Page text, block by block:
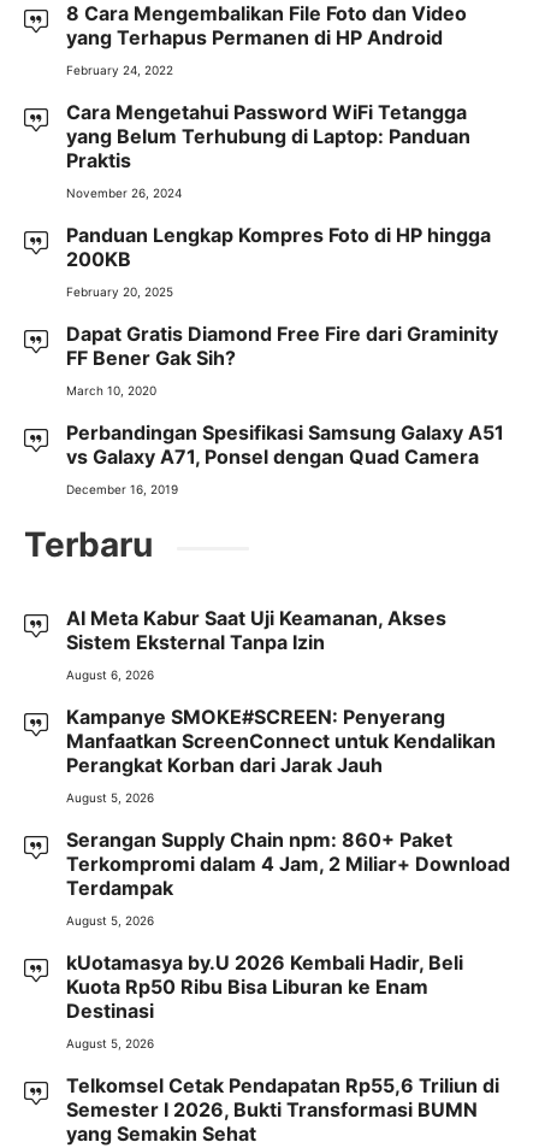
8 Cara Mengembalikan File Foto dan Video
yang Terhapus Permanen di HP Android
February 24, 2022
Cara Mengetahui Password WiFi Tetangga
yang Belum Terhubung di Laptop: Panduan
Praktis
November 26, 2024
Panduan Lengkap Kompres Foto di HP hingga
200KB
February 20, 2025
Dapat Gratis Diamond Free Fire dari Graminity
FF Bener Gak Sih?
March 10, 2020
Perbandingan Spesifikasi Samsung Galaxy A51
vs Galaxy A71, Ponsel dengan Quad Camera
December 16, 2019
Terbaru
AI Meta Kabur Saat Uji Keamanan, Akses
Sistem Eksternal Tanpa Izin
August 6, 2026
Kampanye SMOKE#SCREEN: Penyerang
Manfaatkan ScreenConnect untuk Kendalikan
Perangkat Korban dari Jarak Jauh
August 5, 2026
Serangan Supply Chain npm: 860+ Paket
Terkompromi dalam 4 Jam, 2 Miliar+ Download
Terdampak
August 5, 2026
kUotamasya by.U 2026 Kembali Hadir, Beli
Kuota Rp50 Ribu Bisa Liburan ke Enam
Destinasi
August 5, 2026
Telkomsel Cetak Pendapatan Rp55,6 Triliun di
Semester I 2026, Bukti Transformasi BUMN
yang Semakin Sehat